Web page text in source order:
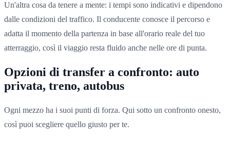
Un'altra cosa da tenere a mente: i tempi sono indicativi e dipendono
dalle condizioni del traffico. Il conducente conosce il percorso e
adatta il momento della partenza in base all'orario reale del tuo
atterraggio, così il viaggio resta fluido anche nelle ore di punta.
Opzioni di transfer a confronto: auto
privata, treno, autobus
Ogni mezzo ha i suoi punti di forza. Qui sotto un confronto onesto,
così puoi scegliere quello giusto per te.